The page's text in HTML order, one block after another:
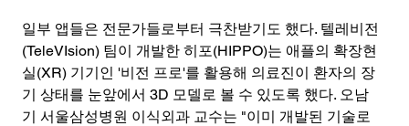
일부 앱들은 전문가들로부터 극찬받기도 했다. 텔레비전
(TeleVIsion) 팀이 개발한 히포(HIPPO)는 애플의 확장현
실(XR) 기기인 '비전 프로'를 활용해 의료진이 환자의 장
기 상태를 눈앞에서 3D 모델로 볼 수 있도록 했다. 오남
기 서울삼성병원 이식외과 교수는 "이미 개발된 기술로